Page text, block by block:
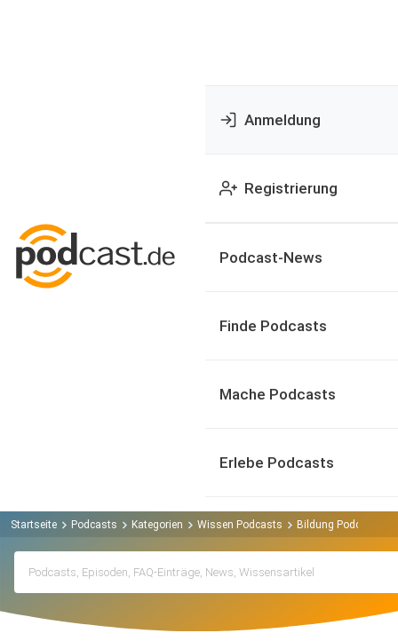
Anmeldung
Registrierung
Podcast-News
Finde Podcasts
Mache Podcasts
Erlebe Podcasts
Startseite Podcasts Kategorien Wissen Podcasts Bildung Podcasts